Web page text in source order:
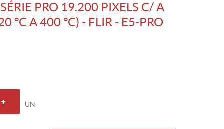
PRO 19.200 PIXELS C/ A
°C A 400 °C) - FLIR - E5-PRO
UN